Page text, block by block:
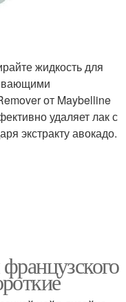
жидкость для
от Maybelline
удаляет лак с
экстракту авокадо.